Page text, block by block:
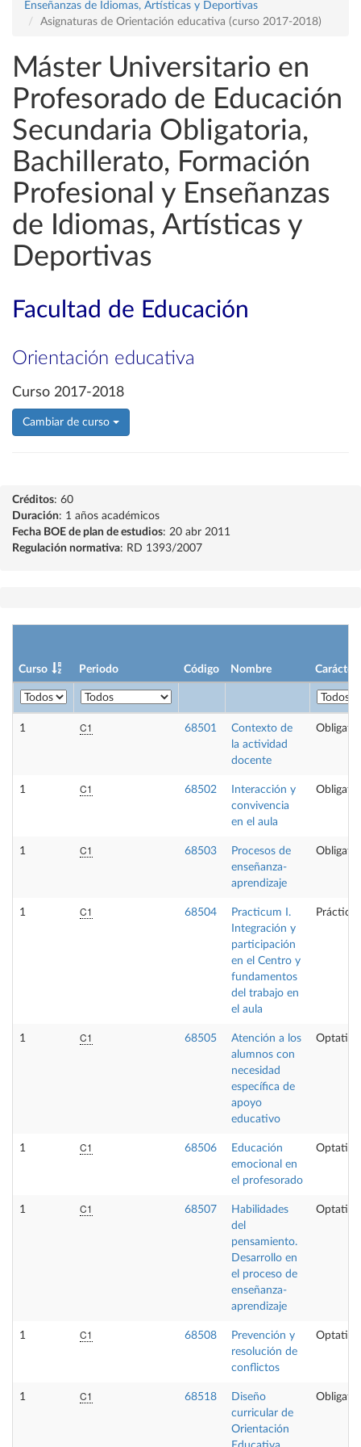
Enseñanzas de Idiomas, Artísticas y Deportivas
Asignaturas de Orientación educativa (curso 2017-2018)
Máster Universitario en
Profesorado de Educación
Secundaria Obligatoria,
Bachillerato, Formación
Profesional y Enseñanzas
de Idiomas, Artísticas y
Deportivas
Facultad de Educación
Orientación educativa
Curso 2017-2018
Cambiar de curso
Créditos: 60
Duración: 1 años académicos
Fecha BOE de plan de estudios: 20 abr 2011
Regulación normativa: RD 1393/2007
Curso Periodo Código Nombre Carácter
1 C1 68501
Contexto de
la actividad
docente
1 C1 68502
Interacción y
convivencia
en el aula
1 C1 68503
Procesos de
enseñanza-
aprendizaje
1 C1 68504
Practicum I.
Integración y
participación
en el Centro y
fundamentos
del trabajo en
el aula
1 C1 68505
Atención a los
alumnos con
necesidad
específica de
apoyo
educativo
Optativa
1 C1 68506
Educación
emocional en
el profesorado
Optativa
1 C1 68507
Habilidades
del
pensamiento.
Desarrollo en
el proceso de
enseñanza-
aprendizaje
Optativa
1 C1 68508
Prevención y
resolución de
conflictos
Optativa
1 C1 68518
Diseño
curricular de
Orientación